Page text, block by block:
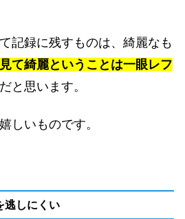
記録に残すものは、綺麗なも
て綺麗ということは一眼レフ
だと思います。
しいものです。
逃しにくい